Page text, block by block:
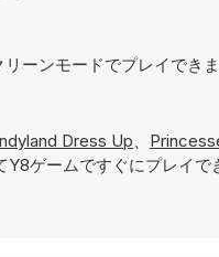
ーンモードでプレイできま
Dress Up、
ゲームですぐにプレイで